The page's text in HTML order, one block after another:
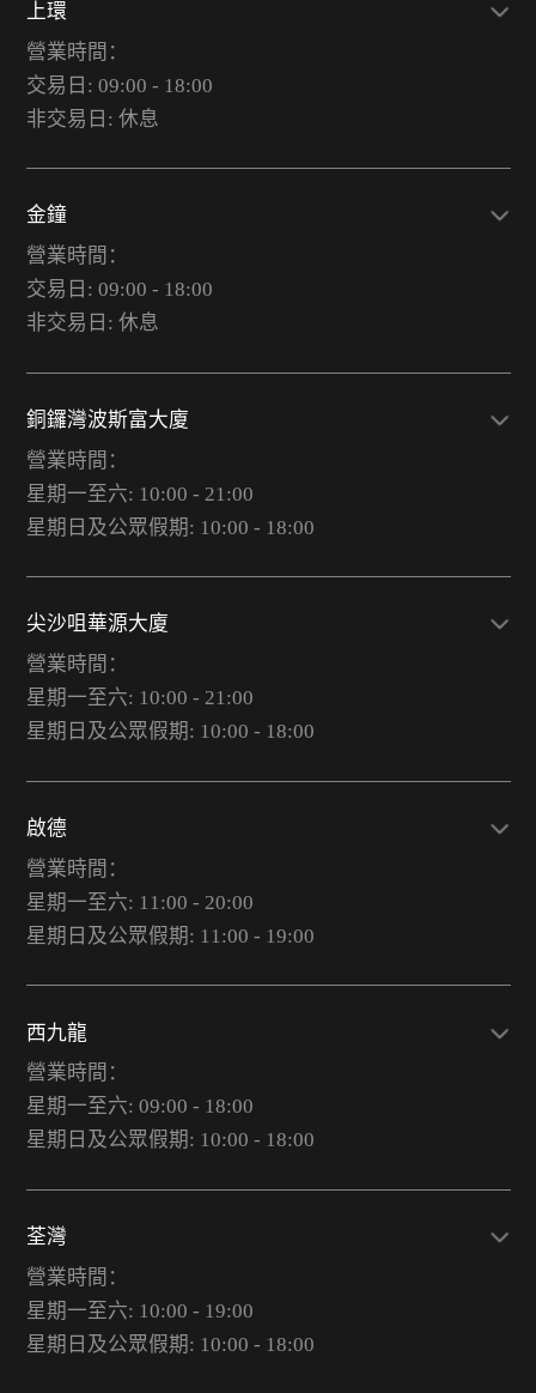
上環
營業時間：
交易日: 09:00 - 18:00
非交易日: 休息
金鐘
營業時間：
交易日: 09:00 - 18:00
非交易日: 休息
銅鑼灣波斯富大廈
營業時間：
星期一至六: 10:00 - 21:00
星期日及公眾假期: 10:00 - 18:00
尖沙咀華源大廈
營業時間：
星期一至六: 10:00 - 21:00
星期日及公眾假期: 10:00 - 18:00
啟德
營業時間：
星期一至六: 11:00 - 20:00
星期日及公眾假期: 11:00 - 19:00
西九龍
營業時間：
星期一至六: 09:00 - 18:00
星期日及公眾假期: 10:00 - 18:00
荃灣
營業時間：
星期一至六: 10:00 - 19:00
星期日及公眾假期: 10:00 - 18:00